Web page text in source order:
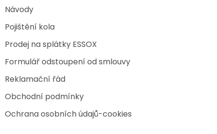
Návody
Pojištění kola
Prodej na splátky ESSOX
Formulář odstoupení od smlouvy
Reklamační řád
Obchodní podmínky
Ochrana osobních údajů-cookies